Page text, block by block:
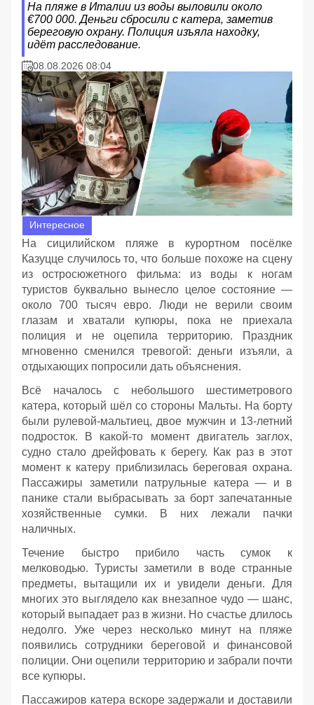
На пляже в Италии из воды выловили около
€700 000. Деньги сбросили с катера, заметив
береговую охрану. Полиция изъяла находку,
идёт расследование.
08.08.2026 08:04
Интересное
На сицилийском пляже в курортном посёлке
Казуцце случилось то, что больше похоже на сцену
из остросюжетного фильма: из воды к ногам
туристов буквально вынесло целое состояние —
около 700 тысяч евро. Люди не верили своим
глазам и хватали купюры, пока не приехала
полиция и не оцепила территорию. Праздник
мгновенно сменился тревогой: деньги изъяли, а
отдыхающих попросили дать объяснения.
Всё началось с небольшого шестиметрового
катера, который шёл со стороны Мальты. На борту
были рулевой‑мальтиец, двое мужчин и 13‑летний
подросток. В какой‑то момент двигатель заглох,
судно стало дрейфовать к берегу. Как раз в этот
момент к катеру приблизилась береговая охрана.
Пассажиры заметили патрульные катера — и в
панике стали выбрасывать за борт запечатанные
хозяйственные сумки. В них лежали пачки
наличных.
Течение быстро прибило часть сумок к
мелководью. Туристы заметили в воде странные
предметы, вытащили их и увидели деньги. Для
многих это выглядело как внезапное чудо — шанс,
который выпадает раз в жизни. Но счастье длилось
недолго. Уже через несколько минут на пляже
появились сотрудники береговой и финансовой
полиции. Они оцепили территорию и забрали почти
все купюры.
Пассажиров катера вскоре задержали и доставили